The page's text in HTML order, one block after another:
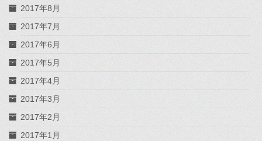
2017年8月
2017年7月
2017年6月
2017年5月
2017年4月
2017年3月
2017年2月
2017年1月